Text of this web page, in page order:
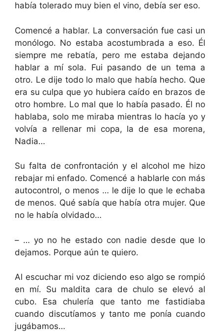
había tolerado muy bien el vino, debía ser eso.
Comencé a hablar. La conversación fue casi un
monólogo. No estaba acostumbrada a eso. Él
siempre me rebatía, pero me estaba dejando
hablar a mí sola. Fui pasando de un tema a
otro. Le dije todo lo malo que había hecho. Que
era su culpa que yo hubiera caído en brazos de
otro hombre. Lo mal que lo había pasado. Él no
hablaba, solo me miraba mientras lo hacía yo y
volvía a rellenar mi copa, la de esa morena,
Nadia…
Su falta de confrontación y el alcohol me hizo
rebajar mi enfado. Comencé a hablarle con más
autocontrol, o menos … le dije lo que le echaba
de menos. Qué sabía que había otra mujer. Que
no le había olvidado…
– … yo no he estado con nadie desde que lo
dejamos. Porque aún te quiero.
Al escuchar mi voz diciendo eso algo se rompió
en mí. Su maldita cara de chulo se elevó al
cubo. Esa chulería que tanto me fastidiaba
cuando discutíamos y tanto me ponía cuando
jugábamos…